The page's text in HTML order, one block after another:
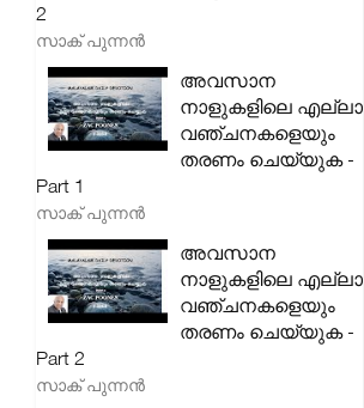
2
സാക് പുന്നൻ
അവസാന
നാളുകളിലെ എല്ലാ
വഞ്ചനകളെയും
തരണം ചെയ്യുക -
Part 1
സാക് പുന്നൻ
അവസാന
നാളുകളിലെ എല്ലാ
വഞ്ചനകളെയും
തരണം ചെയ്യുക -
Part 2
സാക് പുന്നൻ